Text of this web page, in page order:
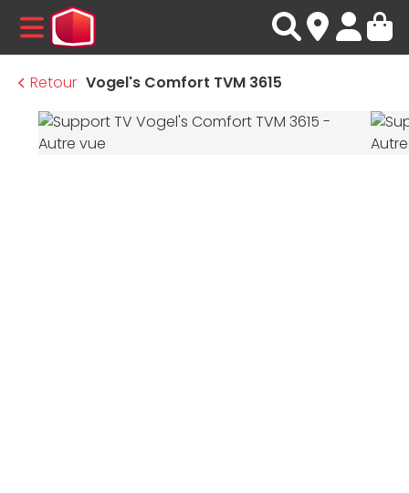
MENU
Retour Vogel's Comfort TVM 3615